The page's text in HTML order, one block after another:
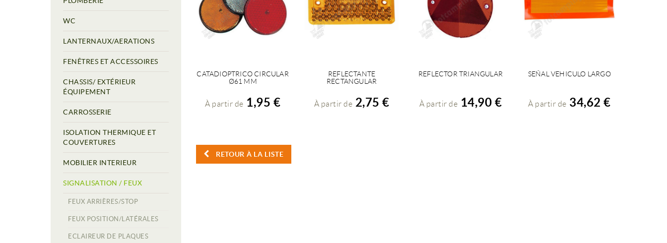
WC
LANTERNAUX/AERATIONS
FENÊTRES ET ACCESSOIRES
CHASSIS/ EXTÉRIEUR
ÉQUIPEMENT
CARROSSERIE
ISOLATION THERMIQUE ET
COUVERTURES
MOBILIER INTERIEUR
SIGNALISATION / FEUX
FEUX ARRIÈRES/STOP
FEUX POSITION/LATÉRALES
ECLAIREUR DE PLAQUES
VOIR LES DÉTAILS
CATADIOPTRICO CIRCULAR
Ø61 MM
À partir de 1,95 €
VOIR LES DÉTAILS
REFLECTANTE
RECTANGULAR
À partir de 2,75 €
VOIR LES DÉTAILS
REFLECTOR TRIANGULAR
À partir de 14,90 €
VOIR LES DÉTAILS
SEÑAL VEHICULO LARGO
À partir de 34,62 €
RETOUR À LA LISTE